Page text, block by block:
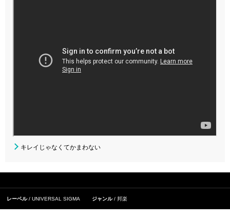
キレイじゃなくてかまわない
レーベル UNIVERSAL SIGMA ジャンル 邦楽